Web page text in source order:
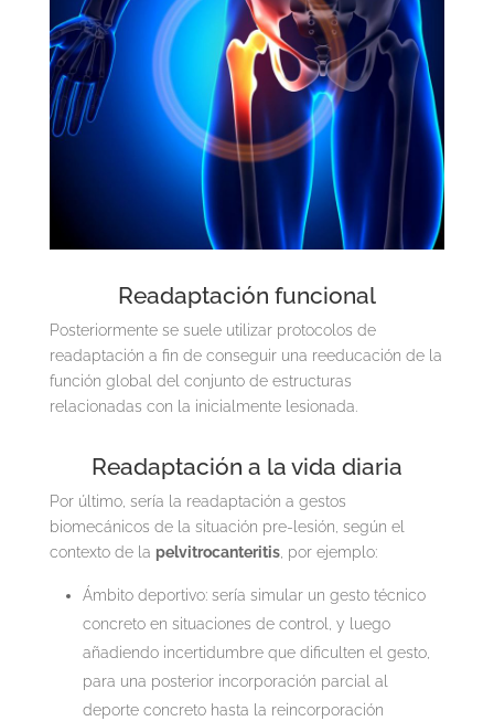
Readaptación funcional
Posteriormente se suele utilizar protocolos de
readaptación a fin de conseguir una reeducación de la
función global del conjunto de estructuras
relacionadas con la inicialmente lesionada.
Readaptación a la vida diaria
Por último, sería la readaptación a gestos
biomecánicos de la situación pre-lesión, según el
contexto de la pelvitrocanteritis, por ejemplo:
Ámbito deportivo: sería simular un gesto técnico
concreto en situaciones de control, y luego
añadiendo incertidumbre que dificulten el gesto,
para una posterior incorporación parcial al
deporte concreto hasta la reincorporación